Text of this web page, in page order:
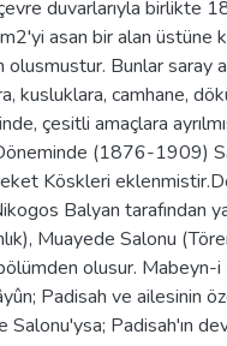
duvarlarıyla birlikte
asan bir alan üstüne
olusmustur. Bunlar saray
kusluklara, camhane,
çesitli amaçlara
(1876-1909)
Köskleri
Balyan tarafından
Muayede Salonu
olusur. Mabeyn-i
Padisah ve ailesinin
Salonu'ysa; Padisah'ın